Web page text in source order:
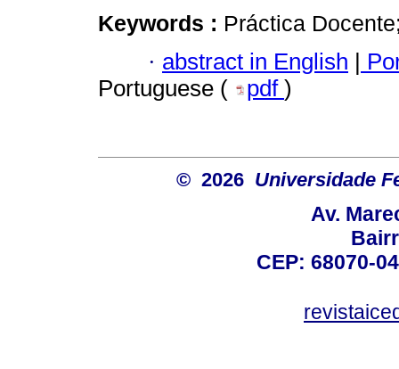
Keywords : Práctica
· abstract in English |
Portuguese (
pdf )
© 2026 Universidade
Av.
CEP: 68070-